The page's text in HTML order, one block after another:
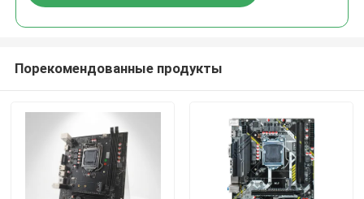
Порекомендованные продукты